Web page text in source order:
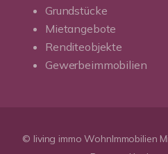
Grundstücke
Mietangebote
Renditeobjekte
Gewerbeimmobilien
© living immo WohnImmobilien